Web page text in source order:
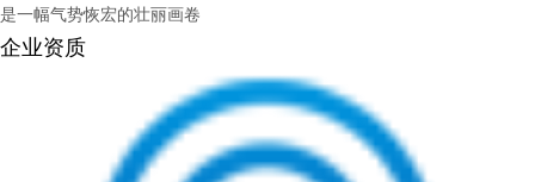
是一幅气势恢宏的壮丽画卷
企业资质